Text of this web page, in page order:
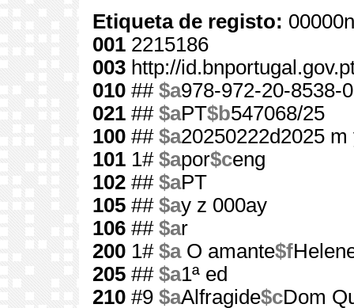
Etiqueta de registo:
001 2215186
003 http://
010 ## $a978-972-20-8538-0
021 ## $aPT$b547068/25
100 ## $a20250222d2025
101 1# $apor$ceng
102 ## $aPT
105 ## $ay z 000ay
106 ## $ar
200 1# $aO amante$f
205 ## $a1ª ed
210 #9 $aAlfragide$cDom